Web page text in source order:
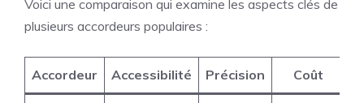
Voici une comparaison qui examine les aspects clés de
plusieurs accordeurs populaires :
Accordeur Accessibilité Précision Coût